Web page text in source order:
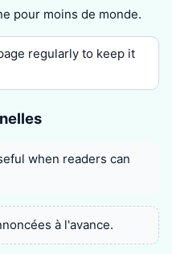
pour moins de monde.
regularly to keep it
when readers can
à l'avance.